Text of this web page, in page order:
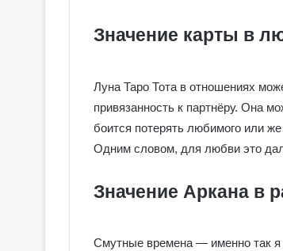
Значение карты в
Луна Таро Тота в отношениях
привязанность к партнёру. Она
боится потерять любимого или
Одним словом, для любви это
Значение Аркана в
Смутные времена — именно так